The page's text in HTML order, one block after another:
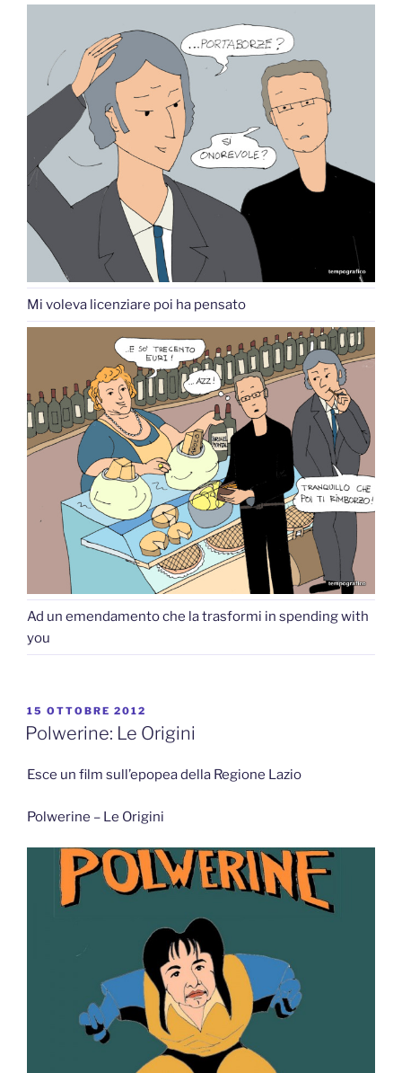
Mi voleva licenziare poi ha pensato
Ad un emendamento che la trasformi in spending with
you
PUBBLICATO
IL
15 OTTOBRE 2012
Polwerine: Le Origini
Esce un film sull’epopea della Regione Lazio
Polwerine – Le Origini